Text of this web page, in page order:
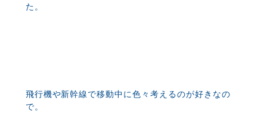
た。
飛行機や新幹線で移動中に色々考えるのが好きなの
で。